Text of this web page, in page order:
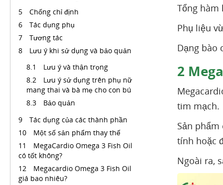
Chống chỉ định
Tác dụng phụ
Tương tác
Lưu ý khi sử dụng và bảo quản
Lưu ý và thận trọng
Lưu ý sử dụng trên phụ nữ
mang thai và bà mẹ cho con bú
Bảo quản
Tác dụng của các thành phần
Một số sản phẩm thay thế
MegaCardio Omega 3 Fish Oil
có tốt không?
Megacardio Omega 3 Fish Oil
giá bao nhiêu?
Tổng hàm
Phụ liệu
Dạng bào
2
tim mạch.
Sản
tính hoặc
Ngoài ra,